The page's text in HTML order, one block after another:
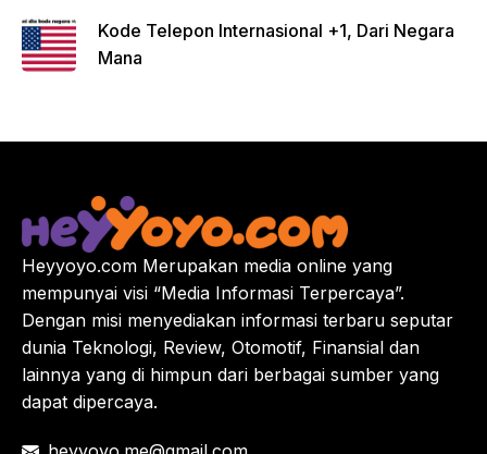
Kode Telepon Internasional +1, Dari Negara
Mana
Heyyoyo.com Merupakan media online yang
mempunyai visi “Media Informasi Terpercaya”.
Dengan misi menyediakan informasi terbaru seputar
dunia Teknologi, Review, Otomotif, Finansial dan
lainnya yang di himpun dari berbagai sumber yang
dapat dipercaya.